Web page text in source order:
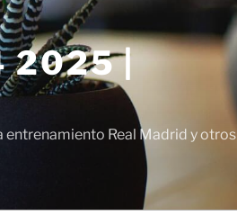
2025 |
entrenamiento Real Madrid y otros